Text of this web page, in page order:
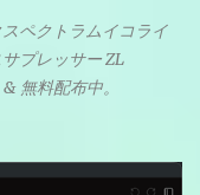
ペクトラムイコライ
プレッサー ZL
無料配布中。